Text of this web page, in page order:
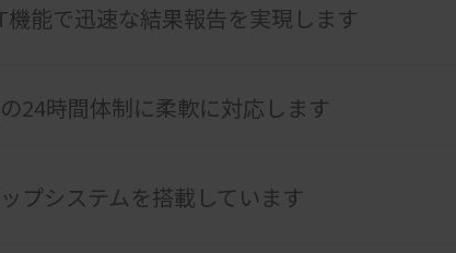
機能で迅速な結果報告を実現します
24時間体制に柔軟に対応します
プシステムを搭載しています